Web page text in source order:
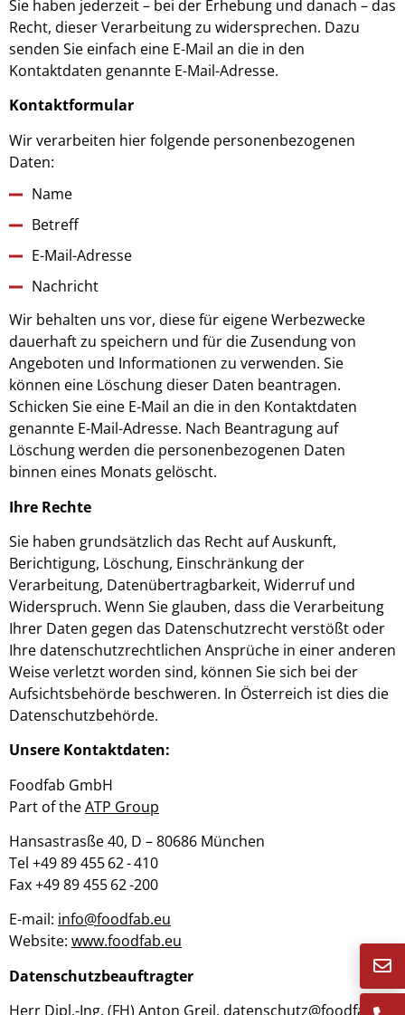
Sie haben jederzeit – bei der Erhebung und danach – das
Recht, dieser Verarbeitung zu widersprechen. Dazu
senden Sie einfach eine E-Mail an die in den
Kontaktdaten genannte E-Mail-Adresse.
Kontaktformular
Wir verarbeiten hier folgende personenbezogenen
Daten:
Name
Betreff
E-Mail-Adresse
Nachricht
Wir behalten uns vor, diese für eigene Werbezwecke
dauerhaft zu speichern und für die Zusendung von
Angeboten und Informationen zu verwenden. Sie
können eine Löschung dieser Daten beantragen.
Schicken Sie eine E-Mail an die in den Kontaktdaten
genannte E-Mail-Adresse. Nach Beantragung auf
Löschung werden die personenbezogenen Daten
binnen eines Monats gelöscht.
Ihre Rechte
Sie haben grundsätzlich das Recht auf Auskunft,
Berichtigung, Löschung, Einschränkung der
Verarbeitung, Datenübertragbarkeit, Widerruf und
Widerspruch. Wenn Sie glauben, dass die Verarbeitung
Ihrer Daten gegen das Datenschutzrecht verstößt oder
Ihre datenschutzrechtlichen Ansprüche in einer anderen
Weise verletzt worden sind, können Sie sich bei der
Aufsichtsbehörde beschweren. In Österreich ist dies die
Datenschutzbehörde.
Unsere Kontaktdaten:
Foodfab GmbH
Part of theATP Group
Hansastrasße 40, D – 80686 München
Tel +49 89 455 62 - 410
Fax +49 89 455 62 -200
E-mail: info@foodfab.eu
Website: www.foodfab.eu
Datenschutzbeauftragter
Herr Dipl.-Ing. (FH) Anton Greil, datenschutz@foodfab.eu